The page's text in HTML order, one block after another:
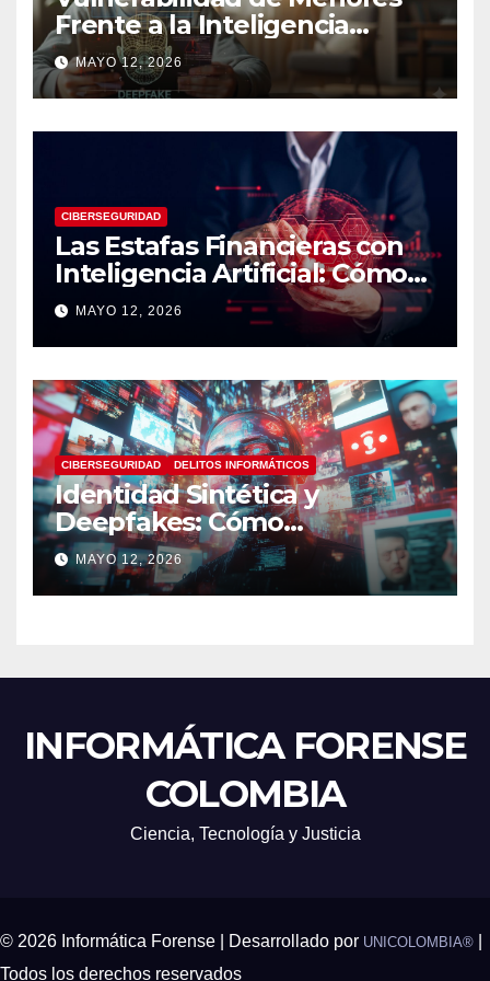
Frente a la Inteligencia
Artificial: Riesgos Digitales,
Manipulación y Protección
Tecnológica
MAYO 12, 2026
CIBERSEGURIDAD
Las Estafas Financieras con
Inteligencia Artificial: Cómo
Operan, Cómo Detectarlas y
Cómo Protegerse
MAYO 12, 2026
CIBERSEGURIDAD DELITOS INFORMÁTICOS
Identidad Sintética y
Deepfakes: Cómo
Detectarlos y Qué
Herramientas Utilizar en
Investigaciones Digitales
MAYO 12, 2026
INFORMÁTICA FORENSE
COLOMBIA
Ciencia, Tecnología y Justicia
© 2026 Informática Forense | Desarrollado por UNICOLOMBIA®
Todos los derechos reservados